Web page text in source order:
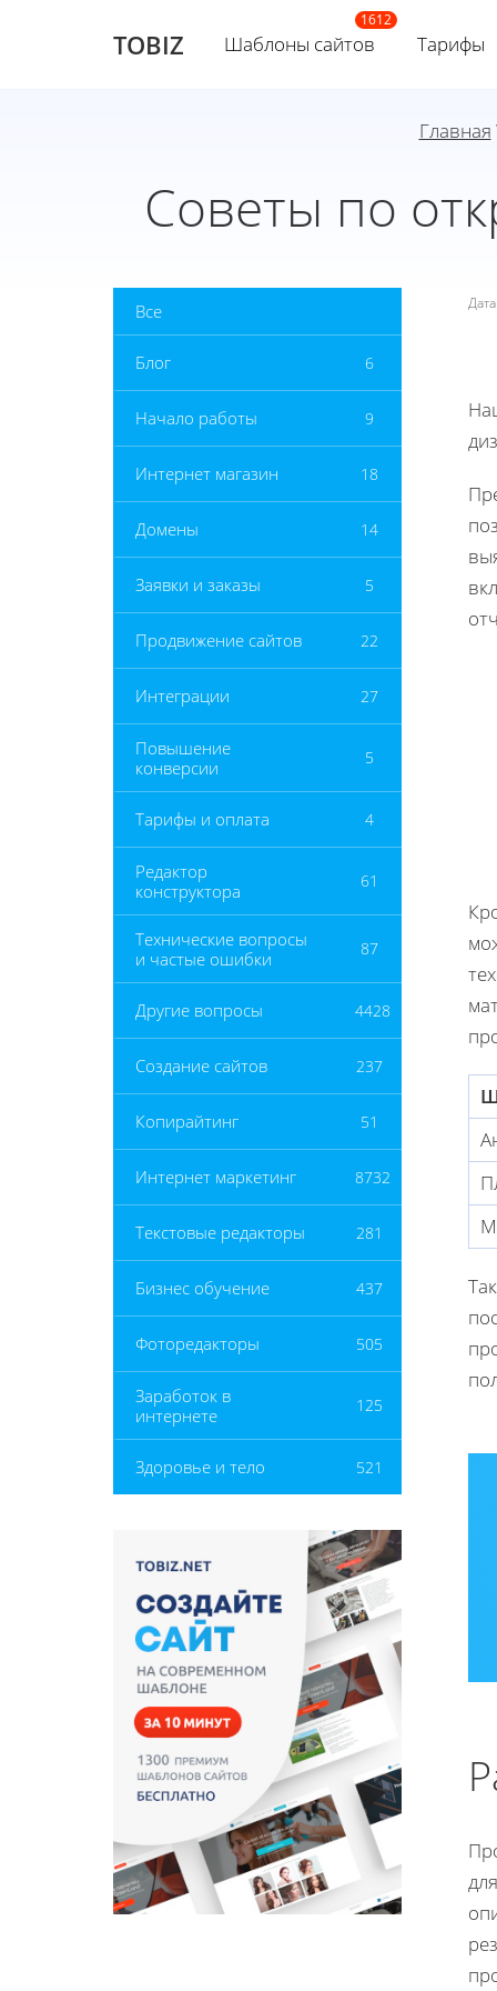
TOBIZ Шаблоны сайтов Тарифы
Главная
Советы по
Все
Блог 6
Начало работы 9
Интернет магазин 18
Домены 14
Заявки и заказы 5
Продвижение сайтов 22
Интеграции 27
Повышение
конверсии
5
Тарифы и оплата 4
Редактор
конструктора
61
Технические вопросы
и частые ошибки
87
Другие вопросы 4428
Создание сайтов 237
Копирайтинг 51
Интернет маркетинг 8732
Текстовые редакторы 281
Бизнес обучение 437
Фоторедакторы 505
Заработок в
интернете
125
Здоровье и тело 521